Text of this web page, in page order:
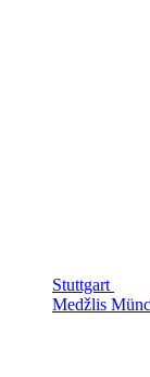
Stuttgart
Medžlis